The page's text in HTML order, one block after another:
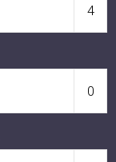
4
0